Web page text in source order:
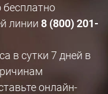
линии 8 (800) 201-
в сутки 7 дней в
онлайн-